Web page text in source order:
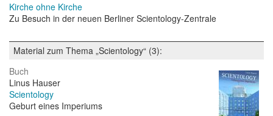
Kirche ohne Kirche
Zu Besuch in der neuen Berliner Scientology-Zentrale
Material zum Thema „Scientology“ (3):
Buch
Linus Hauser
Scientology
Geburt eines Imperiums